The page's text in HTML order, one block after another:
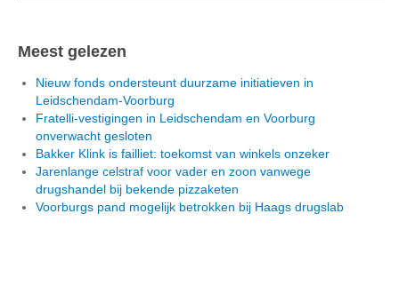
Meest gelezen
Nieuw fonds ondersteunt duurzame initiatieven in
Leidschendam-Voorburg
Fratelli-vestigingen in Leidschendam en Voorburg
onverwacht gesloten
Bakker Klink is failliet: toekomst van winkels onzeker
Jarenlange celstraf voor vader en zoon vanwege
drugshandel bij bekende pizzaketen
Voorburgs pand mogelijk betrokken bij Haags drugslab